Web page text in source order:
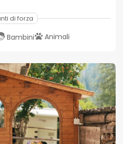
di forza
Bambini Animali